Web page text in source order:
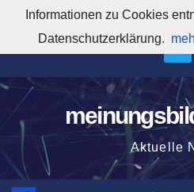
springen
5:31:59
Aktuelle
Informationen zu Cookies
Datenschutzerklärung.